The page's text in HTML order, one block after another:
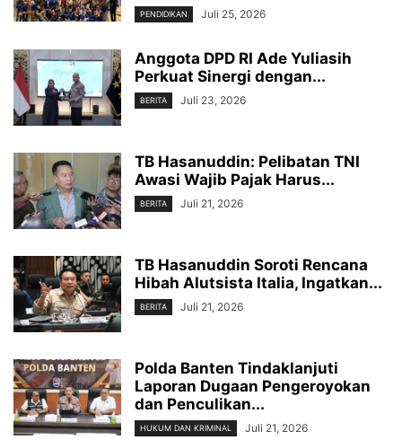
PENDIDIKAN Juli 25, 2026
Anggota DPD RI Ade Yuliasih
Perkuat Sinergi dengan...
BERITA Juli 23, 2026
TB Hasanuddin: Pelibatan TNI
Awasi Wajib Pajak Harus...
BERITA Juli 21, 2026
TB Hasanuddin Soroti Rencana
Hibah Alutsista Italia, Ingatkan...
BERITA Juli 21, 2026
Polda Banten Tindaklanjuti
Laporan Dugaan Pengeroyokan
dan Penculikan...
HUKUM DAN KRIMINAL Juli 21, 2026